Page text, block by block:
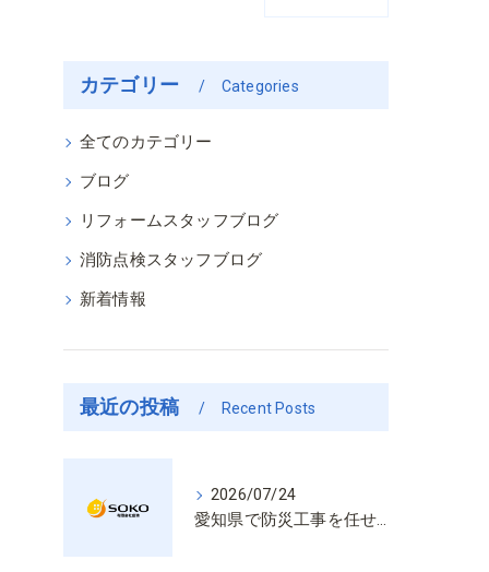
カテゴリー Categories
全てのカテゴリー
ブログ
リフォームスタッフブログ
消防点検スタッフブログ
新着情報
最近の投稿 Recent Posts
2026/07/24
愛知県で防災工事を任せるなら経験と技術で安心を提供する老舗業者